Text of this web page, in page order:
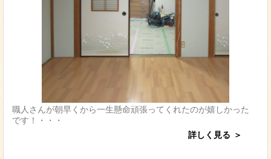
職人さんが朝早くから一生懸命頑張ってくれたのが嬉しかった
です！・・・
詳しく見る